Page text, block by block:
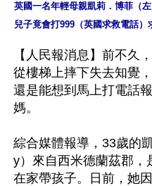
英國一名年輕母親凱莉．博菲（
【人民報消息】前不久
從樓梯上摔下失去知覺
還是能想到馬上打電話
媽。
綜合媒體報導，33歲的
y）來自西米德蘭茲郡，
在家帶孩子。日前，她